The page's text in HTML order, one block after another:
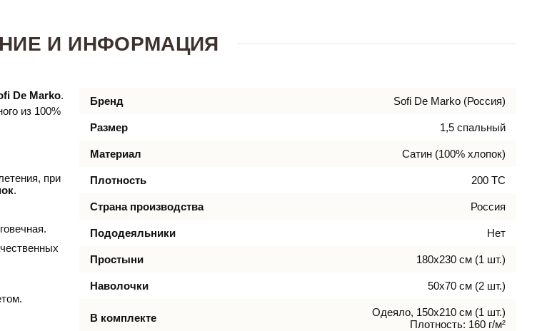
И ИНФОРМАЦИЯ
De Marko.
из 100%
при
.
Бренд Sofi De Marko (Россия)
Размер 1,5 спальный
Материал Сатин (100% хлопок)
Плотность 200 ТС
Страна производства Россия
Пододеяльники Нет
Простыни 180х230 см (1 шт.)
Наволочки 50х70 см (2 шт.)
В комплекте
Одеяло, 150х210 см (1 шт.)
Плотность: 160 г/м²